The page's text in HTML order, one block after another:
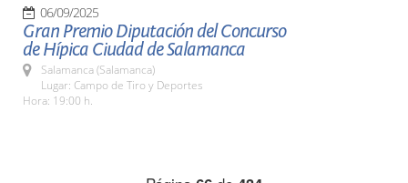
06/09/2025
Gran Premio Diputación del Concurso
de Hípica Ciudad de Salamanca
Salamanca (Salamanca)
Lugar: Campo de Tiro y Deportes
Hora: 19:00 h.